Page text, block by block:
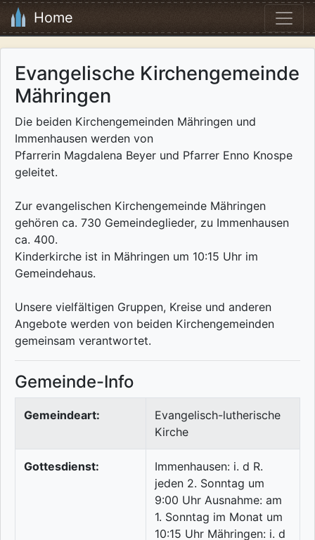
Home
Evangelische Kirchengemeinde
Mähringen
Die beiden Kirchengemeinden Mähringen und
Immenhausen werden von
Pfarrerin Magdalena Beyer und Pfarrer Enno Knospe
geleitet.
Zur evangelischen Kirchengemeinde Mähringen
gehören ca. 730 Gemeindeglieder, zu Immenhausen
ca. 400.
Kinderkirche ist in Mähringen um 10:15 Uhr im
Gemeindehaus.
Unsere vielfältigen Gruppen, Kreise und anderen
Angebote werden von beiden Kirchengemeinden
gemeinsam verantwortet.
Gemeinde-Info
Gemeindeart:
Evangelisch-lutherische
Kirche
Gottesdienst:
Immenhausen: i. d R.
jeden 2. Sonntag um
9:00 Uhr Ausnahme: am
1. Sonntag im Monat um
10:15 Uhr Mähringen: i. d